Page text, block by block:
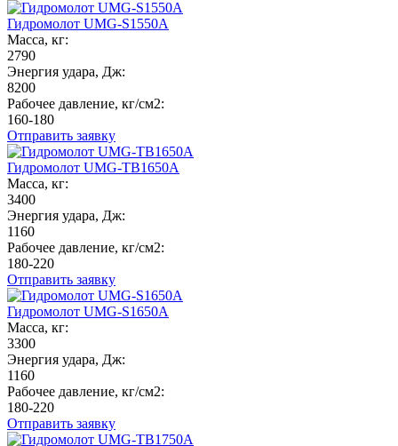
Гидромолот UMG-S1550A
Масса, кг:
2790
Энергия удара, Дж:
8200
Рабочее давление, кг/см2:
160-180
Отправить заявку
Гидромолот UMG-TB1650A
Масса, кг:
3400
Энергия удара, Дж:
1160
Рабочее давление, кг/см2:
180-220
Отправить заявку
Гидромолот UMG-S1650A
Масса, кг:
3300
Энергия удара, Дж:
1160
Рабочее давление, кг/см2:
180-220
Отправить заявку